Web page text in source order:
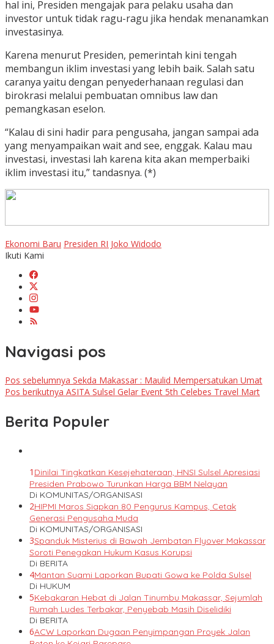
hal ini, Presiden mengajak para pelaku usaha dan
investor untuk tidak ragu-ragu jika hendak menanamkan
investasinya.
Karena menurut Presiden, pemerintah kini tengah
membangun iklim investasi yang lebih baik. Salah satu
caranya yaitu dengan penyederhanaan regulasi dan
birokrasi melalui pembuatan omnibus law dan
pemangkasan eselon.
“Kalau di sini hadir para pengusaha, jangan sampai ada
yang menyampaikan wait and see, enggak. Kalau mau
investasi, investasi lah karena kita akan memperbaiki
iklim investasi itu,” tandasnya. (*)
Ekonomi Baru Presiden RI Joko Widodo
Ikuti Kami
Navigasi pos
Pos sebelumnya Sekda Makassar : Maulid Mempersatukan Umat
Pos berikutnya ASITA Sulsel Gelar Event 5th Celebes Travel Mart
Berita Populer
1 Dinilai Tingkatkan Kesejehateraan, HNSI Sulsel Apresiasi
Presiden Prabowo Turunkan Harga BBM Nelayan
Di KOMUNITAS/ORGANISASI
2HIPMI Maros Siapkan 80 Pengurus Kampus, Cetak
Generasi Pengusaha Muda
Di KOMUNITAS/ORGANISASI
3Spanduk Misterius di Bawah Jembatan Flyover Makassar
Soroti Penegakan Hukum Kasus Korupsi
Di BERITA
4Mantan Suami Laporkan Bupati Gowa ke Polda Sulsel
Di HUKUM
5Kebakaran Hebat di Jalan Tinumbu Makassar, Sejumlah
Rumah Ludes Terbakar, Penyebab Masih Diselidiki
Di BERITA
6ACW Laporkan Dugaan Penyimpangan Proyek Jalan